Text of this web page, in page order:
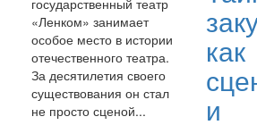
государственный театр
«Ленком» занимает
особое место в истории
отечественного театра.
За десятилетия своего
существования он стал
не просто сценой...
как
и